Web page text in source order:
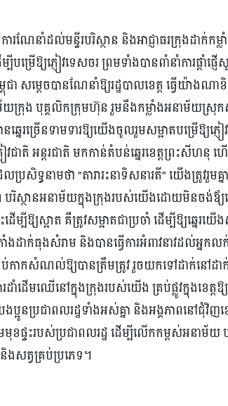
រណែនាំដល់មន្ទីរបរិស្ថាន និងអាជ្ញាធរក្រុងដាក់កម្
បម្រើឱ្យភ្ញៀវទេសចរ ព្រមទាំងបានពាំនាំការផ្តាំ
ា សម្តេចបានណែនាំឱ្យរដ្ឋបាលខេត្ត ធ្វើយ៉ាងណា
ាម័យក្រុង បុគ្គលិកក្រុមហ៊ុន រួមនឹងកម្លាំងអនាម័យស្រុក
នេរច្រើនទាមទារឱ្យយើងចូលរួមសម្អាតបម្រើឱ្យភ្ញៀ
ាតិ អន្តរជាតិ មកកាន់តំបន់ឆ្នេរខេត្តព្រះសីហនុ
រសិទ្ធនាមថា "តារារះនាទិសនារតី" យើងត្រូវរួមគ្
បរិស្ថានអនាម័យក្នុងក្រុងរបស់យើងដោយមិនចង់ឪ្យ
បីឱ្យស្អាត គឺត្រូវសម្អាតជាប្រចាំ ដើម្បីឱ្យឆ្នេរយើង
ងដាក់ធុងសំរាម និងបានធ្វើការអំពាវនាវដល់អ្នកល
ខ្ចប់កាកសំណល់ឱ្យបានត្រឹមត្រូវ រួចយកទៅដាក់នៅដ
រដាំដើមឈើនៅក្នុងក្រុងរបស់យើង គ្រប់ផ្លូវក្នុងខេ
បងប្អូនប្រជាពលរដ្ឋទំា￸ងអស់គ្នា និងអង្គភាពនៅជុំវិ
ផ្ទះរបស់ប្រជាពលរដ្ឋ ដើម្បីលើកកម្ពស់អនាម័យ ប
សត្វគ្រប់ប្រភេទ។